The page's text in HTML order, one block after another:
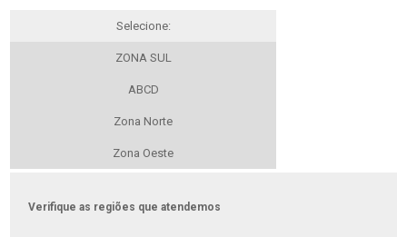
Selecione:
ZONA SUL
ABCD
Zona Norte
Zona Oeste
Verifique as regiões que atendemos